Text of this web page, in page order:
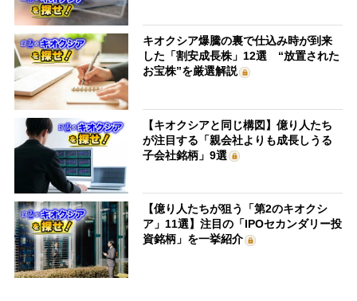
キオクシア爆騰の裏で仕込み時が到来
した「割安成長株」12選 “放置された
お宝株”を厳選解説
【キオクシアと同じ構図】億り人たち
が注目する「親会社よりも成長しうる
子会社銘柄」9選
【億り人たちが狙う「第2のキオクシ
ア」11選】注目の「IPOセカンダリー投
資銘柄」を一挙紹介